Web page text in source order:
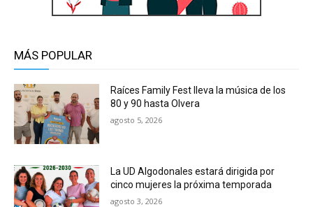
MÁS POPULAR
Raíces Family Fest lleva la música de los
80 y 90 hasta Olvera
agosto 5, 2026
La UD Algodonales estará dirigida por
cinco mujeres la próxima temporada
agosto 3, 2026